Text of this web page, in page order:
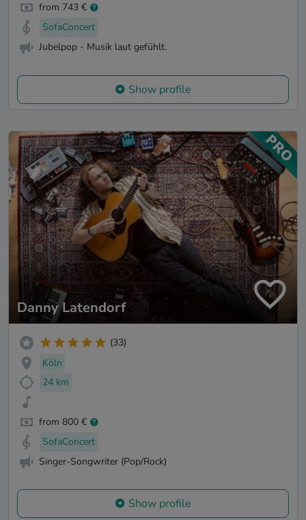
from 743 €
SofaConcert
Jubelpop - Musik laut gefühlt.
Show profile
Danny Latendorf
(33)
Köln
24 km
from 800 €
SofaConcert
Singer-Songwriter (Pop/Rock)
Show profile